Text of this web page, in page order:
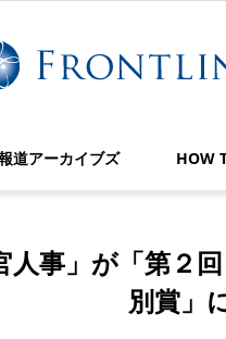
道アーカイブズ HOW
人事」が「第２
別賞」